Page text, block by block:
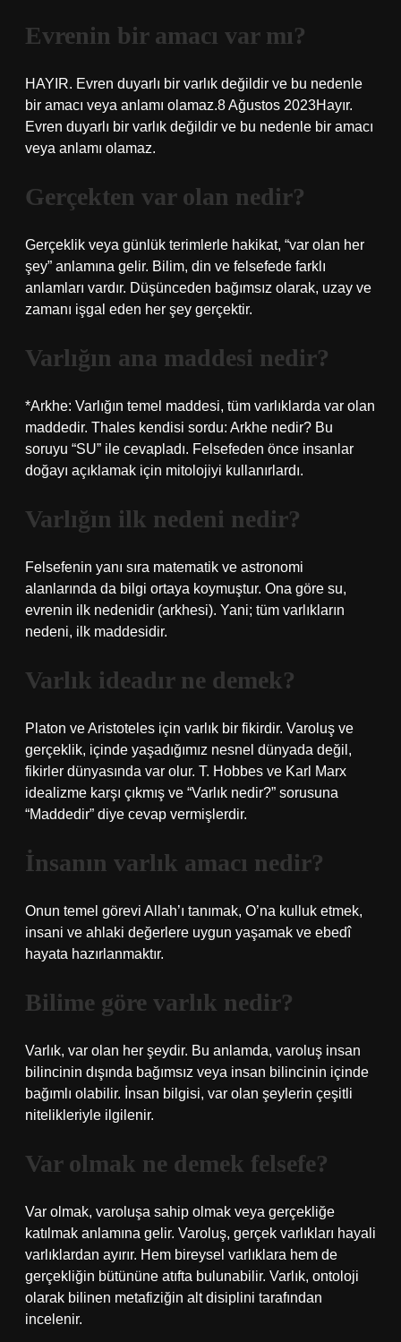
Evrenin bir amacı var mı?
HAYIR. Evren duyarlı bir varlık değildir ve bu nedenle
bir amacı veya anlamı olamaz.8 Ağustos 2023Hayır.
Evren duyarlı bir varlık değildir ve bu nedenle bir amacı
veya anlamı olamaz.
Gerçekten var olan nedir?
Gerçeklik veya günlük terimlerle hakikat, “var olan her
şey” anlamına gelir. Bilim, din ve felsefede farklı
anlamları vardır. Düşünceden bağımsız olarak, uzay ve
zamanı işgal eden her şey gerçektir.
Varlığın ana maddesi nedir?
*Arkhe: Varlığın temel maddesi, tüm varlıklarda var olan
maddedir. Thales kendisi sordu: Arkhe nedir? Bu
soruyu “SU” ile cevapladı. Felsefeden önce insanlar
doğayı açıklamak için mitolojiyi kullanırlardı.
Varlığın ilk nedeni nedir?
Felsefenin yanı sıra matematik ve astronomi
alanlarında da bilgi ortaya koymuştur. Ona göre su,
evrenin ilk nedenidir (arkhesi). Yani; tüm varlıkların
nedeni, ilk maddesidir.
Varlık ideadır ne demek?
Platon ve Aristoteles için varlık bir fikirdir. Varoluş ve
gerçeklik, içinde yaşadığımız nesnel dünyada değil,
fikirler dünyasında var olur. T. Hobbes ve Karl Marx
idealizme karşı çıkmış ve “Varlık nedir?” sorusuna
“Maddedir” diye cevap vermişlerdir.
İnsanın varlık amacı nedir?
Onun temel görevi Allah’ı tanımak, O’na kulluk etmek,
insani ve ahlaki değerlere uygun yaşamak ve ebedî
hayata hazırlanmaktır.
Bilime göre varlık nedir?
Varlık, var olan her şeydir. Bu anlamda, varoluş insan
bilincinin dışında bağımsız veya insan bilincinin içinde
bağımlı olabilir. İnsan bilgisi, var olan şeylerin çeşitli
nitelikleriyle ilgilenir.
Var olmak ne demek felsefe?
Var olmak, varoluşa sahip olmak veya gerçekliğe
katılmak anlamına gelir. Varoluş, gerçek varlıkları hayali
varlıklardan ayırır. Hem bireysel varlıklara hem de
gerçekliğin bütününe atıfta bulunabilir. Varlık, ontoloji
olarak bilinen metafiziğin alt disiplini tarafından
incelenir.